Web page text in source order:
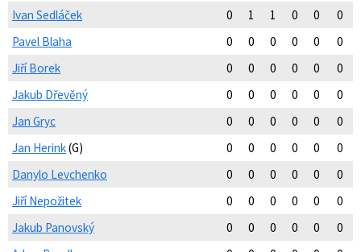
Ivan Sedláček
0 1 1 0 0
0
Pavel Blaha
0 0 0 0 0
0
Jiří Borek
0 0 0 0 0
0
Jakub Dřevěný
0 0 0 0 0
0
Jan Gryc
0 0 0 0 0
0
Jan Herink(G) 0 0 0 0 0
0
Danylo Levchenko
0 0 0 0 0
0
Jiří Nepožitek
0 0 0 0 0
0
Jakub Panovský
0 0 0 0 0
0